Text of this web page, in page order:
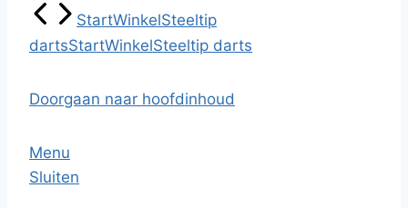
StartWinkelSteeltip
dartsStartWinkelSteeltip darts
Doorgaan naar hoofdinhoud
Menu
Sluiten